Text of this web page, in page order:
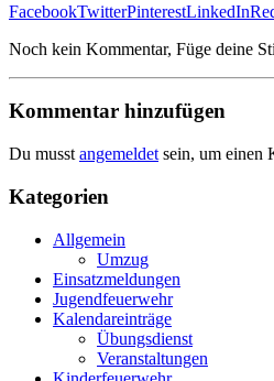
FacebookTwitterPinterestLinkedIn
Noch kein Kommentar, Füge deine
Kommentar hinzufügen
Du musst angemeldet sein, um einen
Kategorien
Allgemein
Umzug
Einsatzmeldungen
Jugendfeuerwehr
Kalendareinträge
Übungsdienst
Veranstaltungen